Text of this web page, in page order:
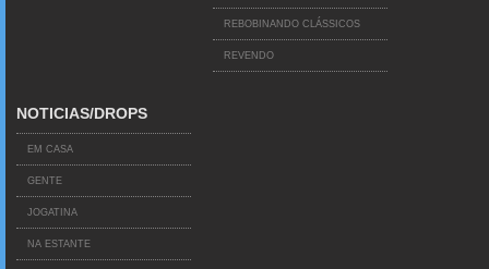
REBOBINANDO CLÁSSICOS
REVENDO
NOTICIAS/DROPS
EM CASA
GENTE
JOGATINA
NA ESTANTE